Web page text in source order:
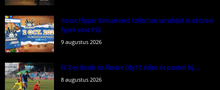
House Flipper Remastered Collection verschijnt in oktober
fysiek voor PS5
9 augustus 2026
FC Den Bosch en Almere City FC delen de punten bij...
8 augustus 2026